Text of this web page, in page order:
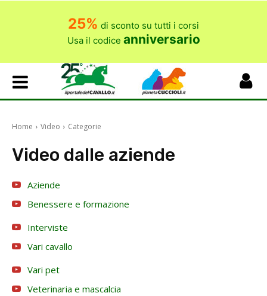
25% di sconto su tutti i corsi
Usa il codice anniversario
Home Video Categorie
Video dalle aziende
Aziende
Benessere e formazione
Interviste
Vari cavallo
Vari pet
Veterinaria e mascalcia